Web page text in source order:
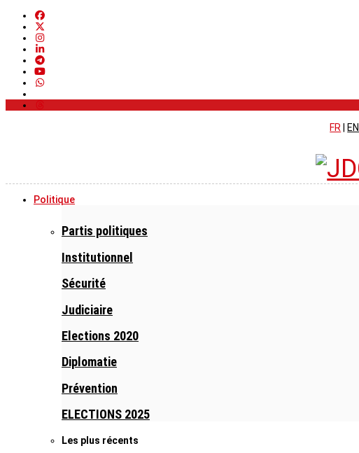
FR
EN
Politique
Partis politiques
Institutionnel
Sécurité
Judiciaire
Elections 2020
Diplomatie
Prévention
ELECTIONS 2025
Les plus récents